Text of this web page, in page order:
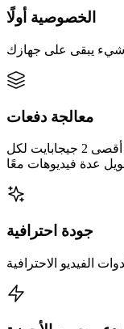
الخصوصية أولًا
معالجة دفعات
حوّل حتى 10 ملفات في مرة واحدة (حد أقصى 2 جيجابايت لكل
جودة احترافية